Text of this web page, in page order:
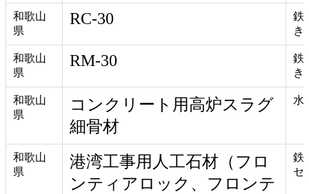
和歌山
県
RC-30
鉄
き
和歌山
県
RM-30
鉄
き
和歌山
県
コンクリート用高炉スラグ
細骨材
水
和歌山
県
港湾工事用人工石材（フロ
ンティアロック、フロンテ
鉄
セ